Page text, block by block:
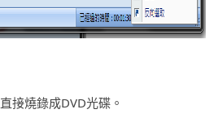
接燒錄成DVD光碟。